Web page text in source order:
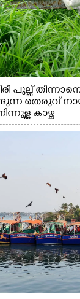
പുല്ല്
തെരുവ്
കാഴ്ച